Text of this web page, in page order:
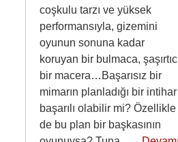
coşkulu tarzı ve yüksek
performansıyla, gizemini
oyunun sonuna kadar
koruyan bir bulmaca,
bir macera…Başarısız bir
mimarın planladığı bir intihar
başarılı olabilir mi? Özellikle
de bu plan bir başkasının